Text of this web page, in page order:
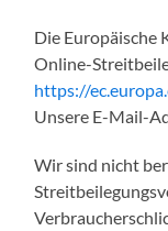
Die Europäische
Online-
https://
Unsere E-Mail-
Wir sind nicht